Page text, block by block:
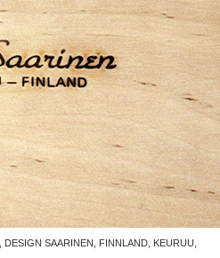
DESIGN SAARINEN FINNLAND, KEURUU